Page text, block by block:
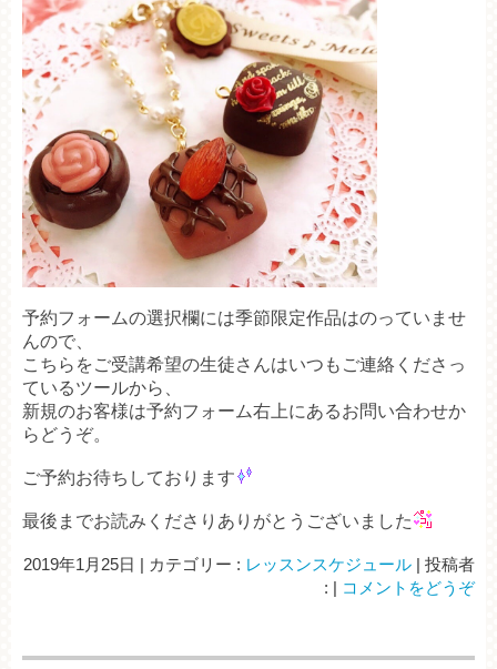
予約フォームの選択欄には季節限定作品はのっていませ
んので、
こちらをご受講希望の生徒さんはいつもご連絡くださっ
ているツールから、
新規のお客様は予約フォーム右上にあるお問い合わせか
らどうぞ。
ご予約お待ちしております
最後までお読みくださりありがとうございました
2019年1月25日 | カテゴリー : レッスンスケジュール | 投稿者
: | コメントをどうぞ